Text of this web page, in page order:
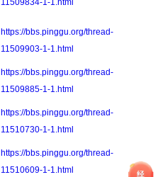
https://bbs.pinggu.org/thread-
11509903-1-1.html
https://bbs.pinggu.org/thread-
11509885-1-1.html
https://bbs.pinggu.org/thread-
11510730-1-1.html
https://bbs.pinggu.org/thread-
11510609-1-1.html